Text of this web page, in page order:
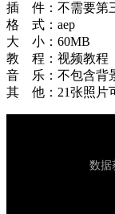
插 件：不需要第
格 式：aep
大 小：60MB
教 程：视频教程
音 乐：不包含背
其 他：21张照片